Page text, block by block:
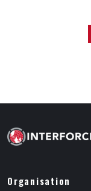
Page
Organisation